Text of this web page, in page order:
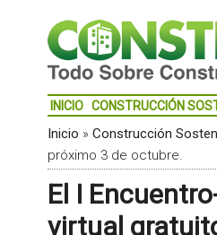
INICIO CONSTRUCCIÓN
Inicio » Construcción
próximo 3 de octubre.
El I
virtual